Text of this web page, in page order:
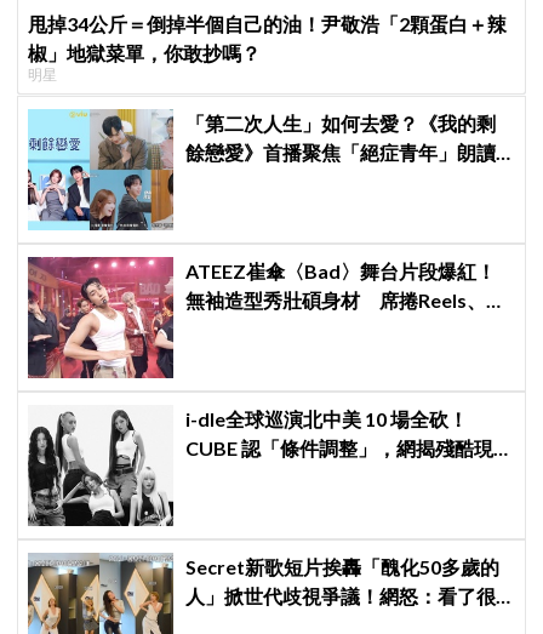
甩掉34公斤＝倒掉半個自己的油！尹敬浩「2顆蛋白＋辣
椒」地獄菜單，你敢抄嗎？
明星
「第二次人生」如何去愛？《我的剩
餘戀愛》首播聚焦「絕症青年」朗讀
ATEEZ崔傘〈Bad〉舞台片段爆紅！
無袖造型秀壯碩身材 席捲Reels、
i-dle全球巡演北中美 10 場全砍！
CUBE 認「條件調整」，網揭殘酷現
Secret新歌短片挨轟「醜化50多歲的
人」掀世代歧視爭議！網怒：看了很